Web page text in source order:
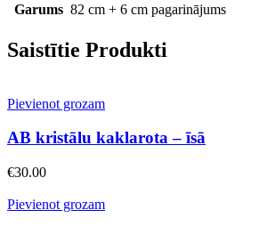
Garums 82 cm + 6 cm pagarinājums
Saistītie Produkti
Pievienot grozam
AB kristālu kaklarota – īsā
€30.00
Pievienot grozam